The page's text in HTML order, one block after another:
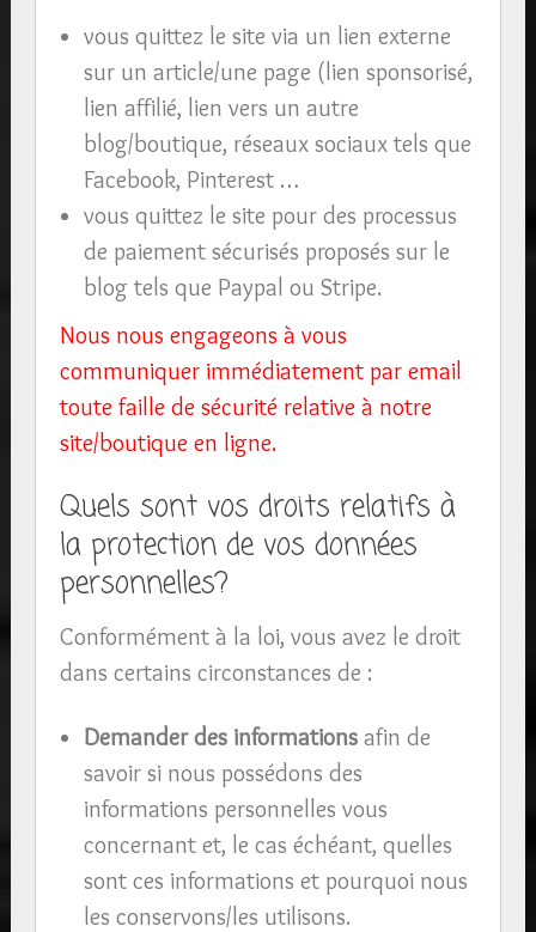
vous quittez le site via un lien externe
sur un article/une page (lien sponsorisé,
lien affilié, lien vers un autre
blog/boutique, réseaux sociaux tels que
Facebook, Pinterest …
vous quittez le site pour des processus
de paiement sécurisés proposés sur le
blog tels que Paypal ou Stripe.
Nous nous engageons à vous
communiquer immédiatement par email
toute faille de sécurité relative à notre
site/boutique en ligne.
Quels sont vos droits relatifs à
la protection de vos données
personnelles?
Conformément à la loi, vous avez le droit
dans certains circonstances de :
Demander des informations afin de
savoir si nous possédons des
informations personnelles vous
concernant et, le cas échéant, quelles
sont ces informations et pourquoi nous
les conservons/les utilisons.